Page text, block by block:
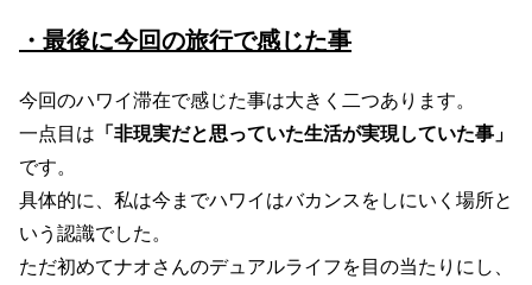
・最後に今回の旅行で感じた事
今回のハワイ滞在で感じた事は大きく二つあります。
一点目は 「非現実だと思っていた生活が実現していた事」
です。
具体的に、私は今までハワイはバカンスをしにいく場所と
いう認識でした。
ただ初めてナオさんのデュアルライフを目の当たりにし、